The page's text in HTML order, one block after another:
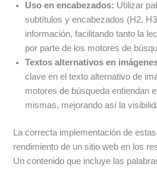
Uso en encabezados: Utilizar
subtítulos y encabezados (H2,
información, facilitando tanto la
por parte de los motores de
Textos alternativos en
clave en el texto alternativo de
motores de búsqueda entiendan
mismas, mejorando así la
La correcta implementación de
rendimiento de un sitio web en los
Un contenido que incluye las